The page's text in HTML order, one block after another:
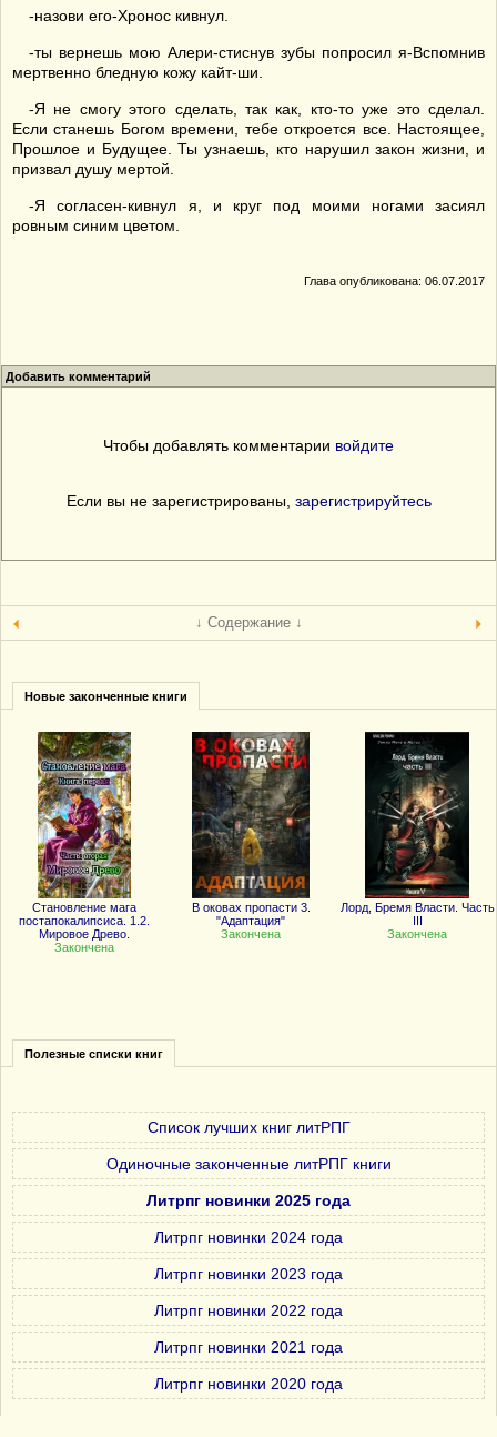
-назови его-Хронос кивнул.
-ты вернешь мою Алери-стиснув зубы попросил я-Вспомнив
мертвенно бледную кожу кайт-ши.
-Я не смогу этого сделать, так как, кто-то уже это сделал.
Если станешь Богом времени, тебе откроется все. Настоящее,
Прошлое и Будущее. Ты узнаешь, кто нарушил закон жизни, и
призвал душу мертой.
-Я согласен-кивнул я, и круг под моими ногами засиял
ровным синим цветом.
Глава опубликована: 06.07.2017
Добавить комментарий
Чтобы добавлять комментарии войдите
Если вы не зарегистрированы, зарегистрируйтесь
↓ Содержание ↓
Новые законченные книги
Становление мага
постапокалипсиса. 1.2.
Мировое Древо.
Закончена
В оковах пропасти 3.
"Адаптация"
Закончена
Лорд, Бремя Власти. Часть
III
Закончена
Полезные списки книг
Список лучших книг литРПГ
Одиночные законченные литРПГ книги
Литрпг новинки 2025 года
Литрпг новинки 2024 года
Литрпг новинки 2023 года
Литрпг новинки 2022 года
Литрпг новинки 2021 года
Литрпг новинки 2020 года